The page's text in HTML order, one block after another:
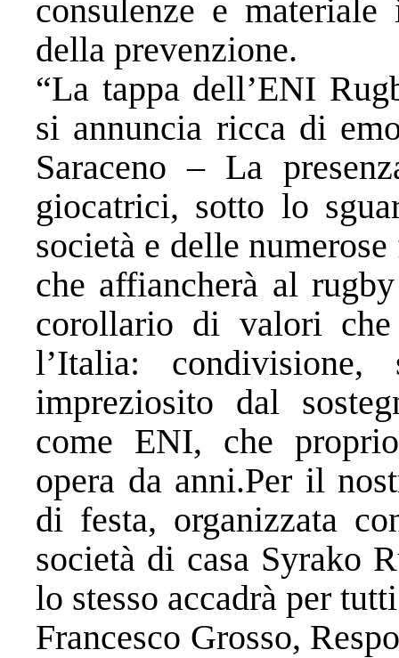
consulenze e
della prevenzione.
“La tappa dell’ENI
si annuncia ricca di
Saraceno – La
giocatrici, sotto lo
società e delle
che affiancherà al
corollario di valori
l’Italia: condivisione,
impreziosito dal
come ENI, che
opera da anni.Per il
di festa, organizzata
società di casa Syrako
lo stesso accadrà per
Francesco Grosso,